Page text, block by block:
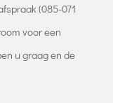
(085-071
voor een
u graag en de